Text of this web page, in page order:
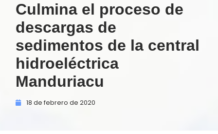
Culmina el proceso de
descargas de
sedimentos de la central
hidroeléctrica
Manduriacu
18 de febrero de 2020